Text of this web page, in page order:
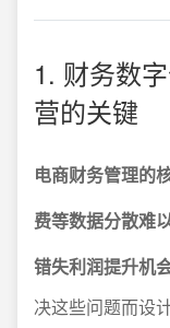
1. 财务数
营的关键
电商财务管理的
费等数据分散难
错失利润提升机会
决这些问题而设